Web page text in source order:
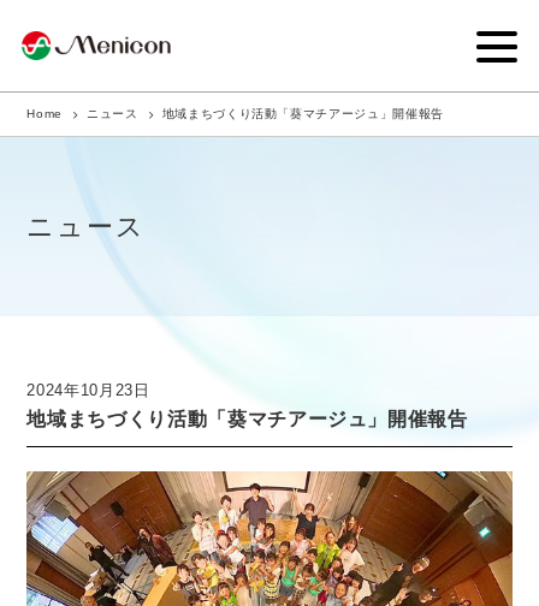
企業情報
商品サイト
ニュース
採用情報
医療従事者向け情報 GLOBAL
Home ニュース 地域まちづくり活動「葵マチアージュ」開催報告
ニュース
2024年10月23日
地域まちづくり活動「葵マチアージュ」開催報告